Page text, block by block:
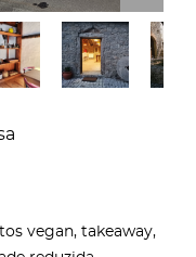
vegan, takeaway,